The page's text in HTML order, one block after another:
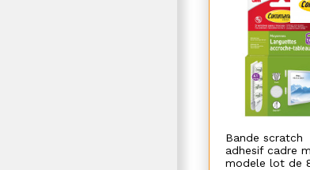
Bande scratch
adhesif cadre
modele lot de